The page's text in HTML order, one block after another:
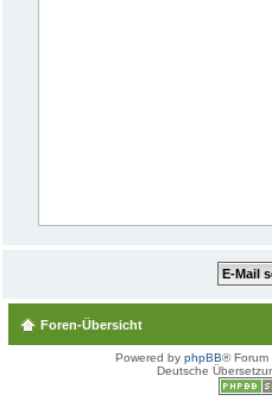
Foren-Übersicht
Powered by phpBB® Forum
Deutsche